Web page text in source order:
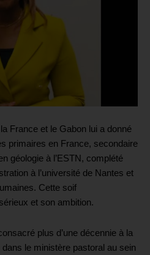
France et le Gabon lui a donné
primaires en France, secondaire
géologie à l’ESTN, complété
à l’université de Nantes et
Cette soif
et son ambition.
plus d’une décennie à la
le ministère pastoral au sein